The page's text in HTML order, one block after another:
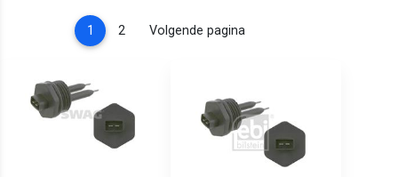
1 (current)
2 Volgende pagina